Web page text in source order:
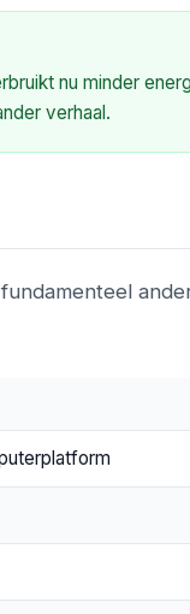
nu minder
verhaal.